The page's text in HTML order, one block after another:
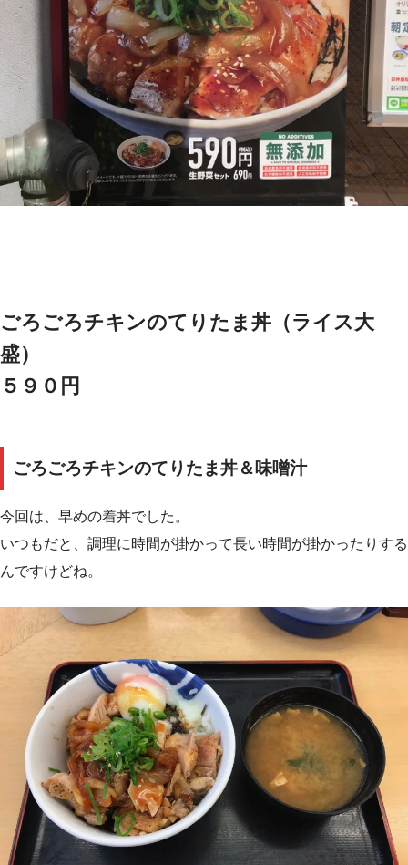
ごろごろチキンのてりたま丼（ライス大
盛）
５９０円
ごろごろチキンのてりたま丼＆味噌汁
今回は、早めの着丼でした。
いつもだと、調理に時間が掛かって長い時間が掛かったりする
んですけどね。